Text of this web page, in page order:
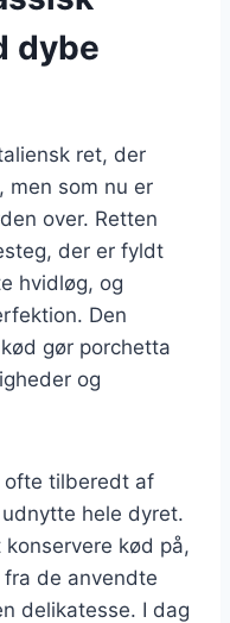
dybe
ret, der
men som nu er
over. Retten
der er fyldt
hvidløg, og
Den
gør porchetta
og
ofte tilberedt af
hele dyret.
kød på,
de anvendte
delikatesse. I dag